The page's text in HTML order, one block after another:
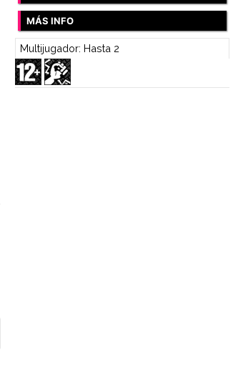
MÁS INFO
Multijugador: Hasta 2